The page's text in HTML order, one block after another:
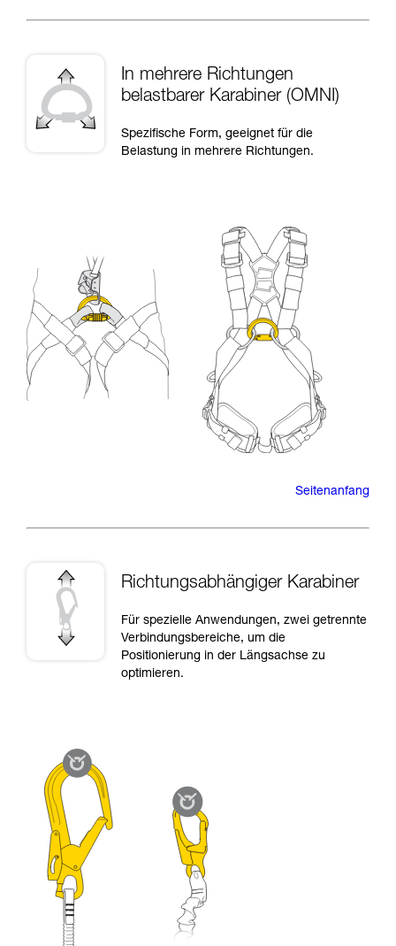
In mehrere Richtungen
belastbarer Karabiner (OMNI)
Spezifische Form, geeignet für die
Belastung in mehrere Richtungen.
Seitenanfang
Richtungsabhängiger Karabiner
Für spezielle Anwendungen, zwei getrennte
Verbindungsbereiche, um die
Positionierung in der Längsachse zu
optimieren.